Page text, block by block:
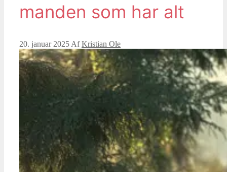
manden som har alt
20. januar 2025 AfKristian Ole